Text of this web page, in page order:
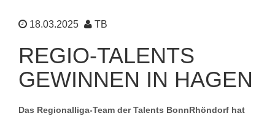
18.03.2025 TB
REGIO-TALENTS
GEWINNEN IN HAGEN
Das Regionalliga-Team der Talents BonnRhöndorf hat